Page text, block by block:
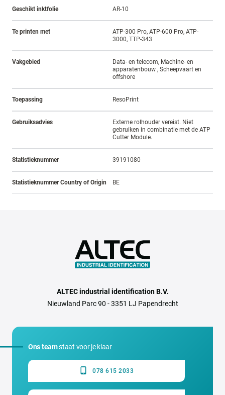
Geschikt inktfolie AR-10
Te printen met
ATP-300 Pro, ATP-600 Pro, ATP-
3000, TTP-343
Vakgebied
Data- en telecom, Machine- en
apparatenbouw , Scheepvaart en
offshore
Toepassing ResoPrint
Gebruiksadvies
Externe rolhouder vereist. Niet
gebruiken in combinatie met de ATP
Cutter Module.
Statistieknummer 39191080
Statistieknummer Country of Origin BE
ALTEC industrial identification B.V.
Nieuwland Parc 90 - 3351 LJ Papendrecht
Ons teamstaat voor je klaar
078 615 2033